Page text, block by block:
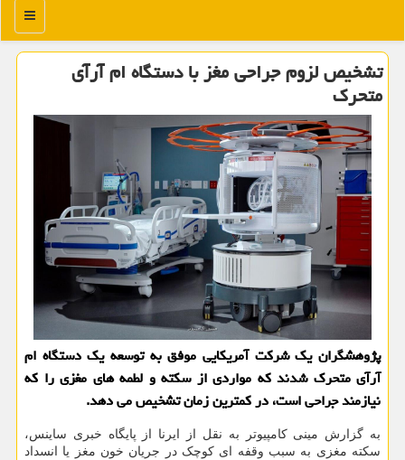
منو
تشخیص لزوم جراحی مغز با دستگاه ام آرآی
متحرک
پژوهشگران یک شرکت آمریکایی موفق به توسعه یک دستگاه ام
آرآی متحرک شدند که مواردی از سکته و لطمه های مغزی را که
نیازمند جراحی است، در کمترین زمان تشخیص می دهد.
به گزارش مینی کامپیوتر به نقل از ایرنا از پایگاه خبری ساینس،
سکته مغزی به سبب وقفه ای کوچک در جریان خون مغز یا انسداد